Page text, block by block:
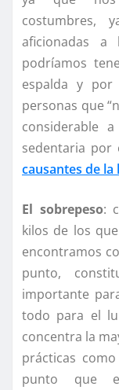
costumbres,
aficionadas
podríamos
espalda y
personas que
considerable
sedentaria por
causantes de la
El sobrepeso:
kilos de los
encontramos
punto,
importante
todo para el
concentra la
prácticas
punto que